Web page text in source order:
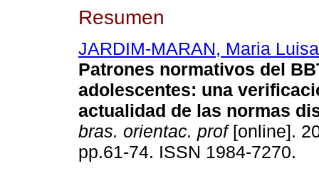
Resumen
JARDIM-MARAN, Maria
Patrones normativos del
adolescentes: una
actualidad de las normas
bras. orientac. prof[online].
pp.61-74. ISSN 1984-7270.